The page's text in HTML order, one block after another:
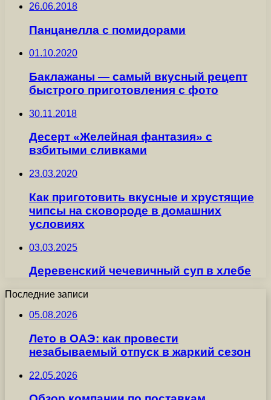
26.06.2018
Панцанелла с помидорами
01.10.2020
Баклажаны — самый вкусный рецепт
быстрого приготовления с фото
30.11.2018
Десерт «Желейная фантазия» с
взбитыми сливками
23.03.2020
Как приготовить вкусные и хрустящие
чипсы на сковороде в домашних
условиях
03.03.2025
Деревенский чечевичный суп в хлебе
Последние записи
05.08.2026
Лето в ОАЭ: как провести
незабываемый отпуск в жаркий сезон
22.05.2026